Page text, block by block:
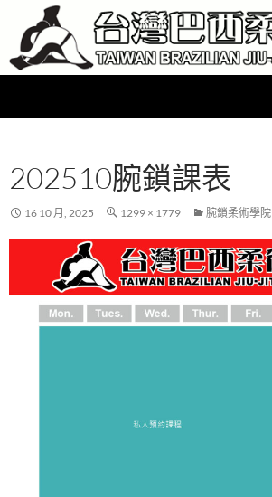
要
容
202510腕鎖課表
16 10 月, 2025 1299 × 1779 腕鎖柔術學院